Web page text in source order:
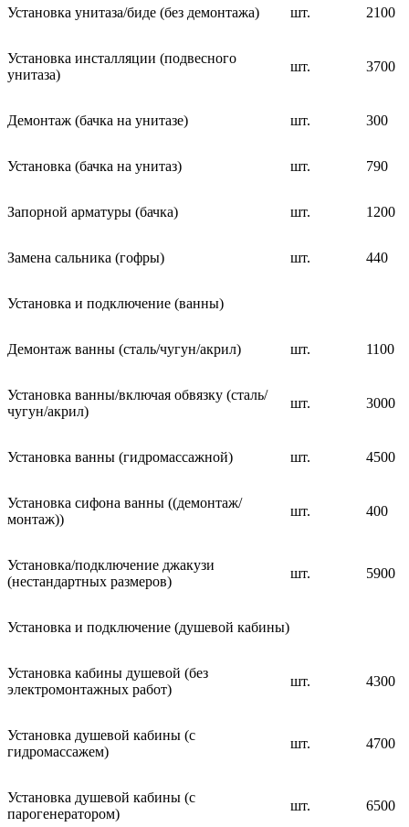
Установка унитаза/биде (без демонтажа) шт. 2100
Установка инсталляции (подвесного
унитаза)
шт. 3700
Демонтаж (бачка на унитазе) шт. 300
Установка (бачка на унитаз) шт. 790
Запорной арматуры (бачка) шт. 1200
Замена сальника (гофры) шт. 440
Установка и подключение (ванны)
Демонтаж ванны (сталь/чугун/акрил) шт. 1100
Установка ванны/включая обвязку (сталь/
чугун/акрил)
шт. 3000
Установка ванны (гидромассажной) шт. 4500
Установка сифона ванны ((демонтаж/
монтаж))
шт. 400
Установка/подключение джакузи
(нестандартных размеров)
шт. 5900
Установка и подключение (душевой кабины)
Установка кабины душевой (без
электромонтажных работ)
шт. 4300
Установка душевой кабины (с
гидромассажем)
шт. 4700
Установка душевой кабины (с
парогенератором)
шт. 6500